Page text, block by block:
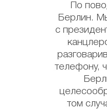
По
Берлин.
с
телефону,
том